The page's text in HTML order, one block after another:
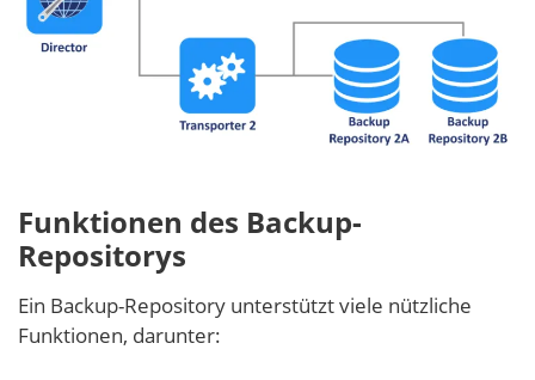
Funktionen des Backup-
Repositorys
Ein Backup-Repository unterstützt viele nützliche
Funktionen, darunter: